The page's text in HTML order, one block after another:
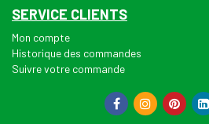
SERVICE CLIENTS
Mon compte
Historique des commandes
Suivre votre commande